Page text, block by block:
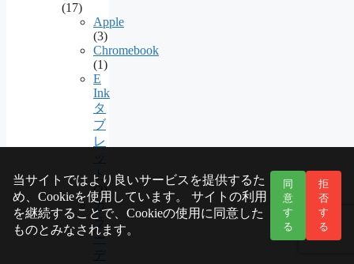
(17)
Apple
(3)
Chromebook
(1)
E
Ink
タ
ブ
レ
ト
(2)
カ
ラ
ー
当サイトではより良いサービスを提供するた
め、Cookieを使用しています。 サイトの利用
を継続することで、Cookieの使用に同意した
ものとみなされます。
同
意
す
る
拒
否
す
る